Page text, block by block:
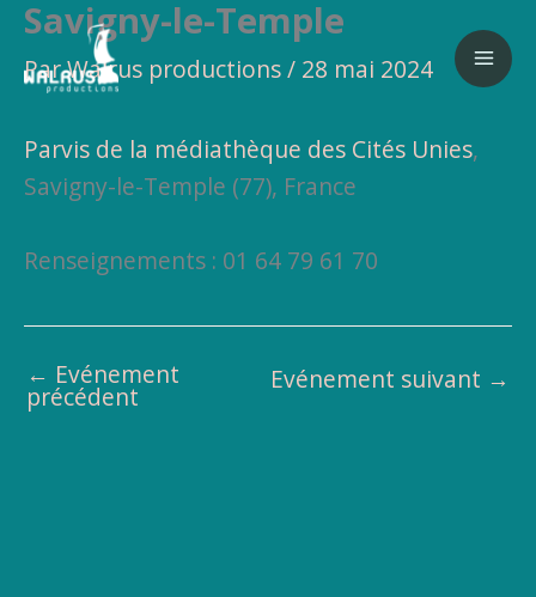
Aller
contenu
Savigny-le-Temple
ParWalrus productions/ 28 mai 2024
Parvis de la médiathèque des Cités Unies,
Savigny-le-Temple (77), France
Renseignements : 01 64 79 61 70
← Evénement
précédent
Evénement suivant →